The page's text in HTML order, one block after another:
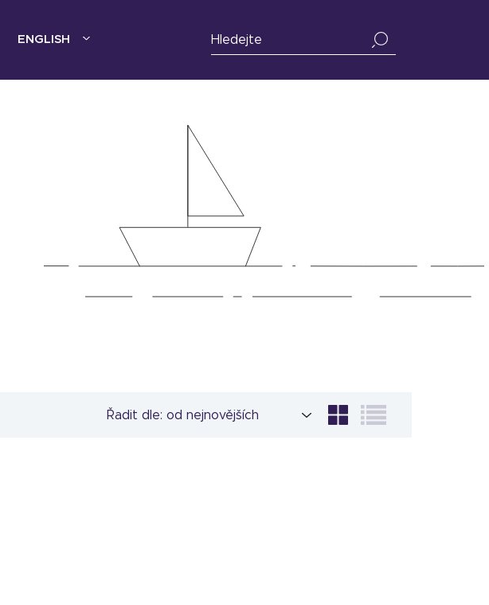
ENGLISH
Řadit dle: